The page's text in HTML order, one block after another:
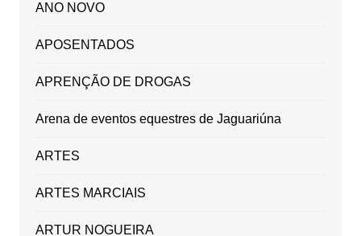
ANO NOVO
APOSENTADOS
APRENÇÃO DE DROGAS
Arena de eventos equestres de Jaguariúna
ARTES
ARTES MARCIAIS
ARTUR NOGUEIRA